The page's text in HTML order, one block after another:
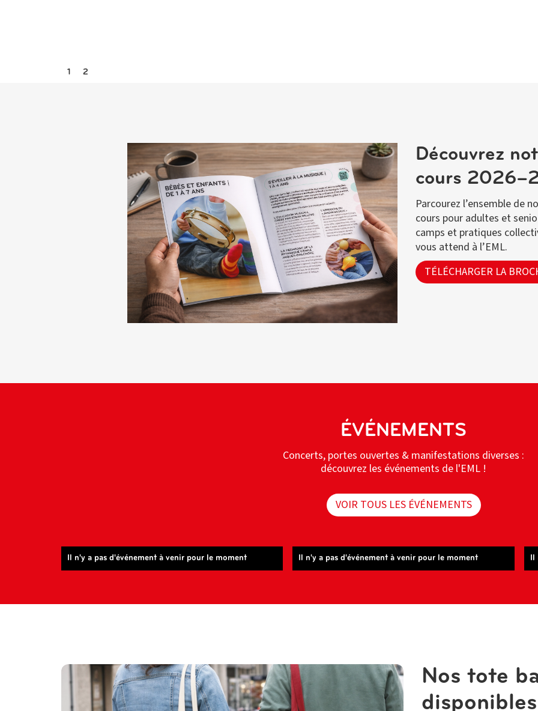
1 2
Découvrez
cours
Parcourez l’ensemble de
cours pour adultes et
camps et pratiques
vous attend à l’EML.
TÉLÉCHARGER LA
ÉVÉNEMENTS
Concerts, portes ouvertes & manifestations diverses :
découvrez les événements de l'EML !
VOIR TOUS LES ÉVÉNEMENTS
Il n'y a pas d'événement à venir pour le moment Il n'y a pas d'événement à venir pour le moment Il
Nos tote